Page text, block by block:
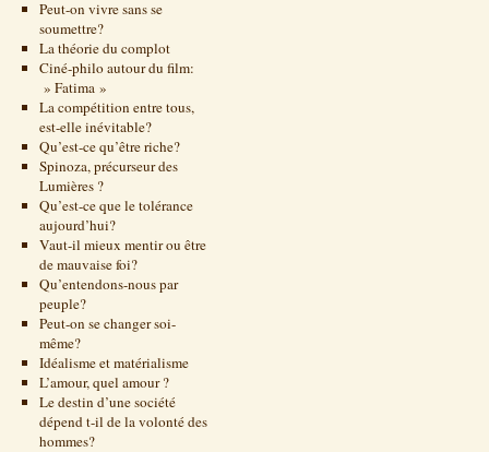
Peut-on vivre sans se
soumettre?
La théorie du complot
Ciné-philo autour du film:
» Fatima »
La compétition entre tous,
est-elle inévitable?
Qu’est-ce qu’être riche?
Spinoza, précurseur des
Lumières ?
Qu’est-ce que le tolérance
aujourd’hui?
Vaut-il mieux mentir ou être
de mauvaise foi?
Qu’entendons-nous par
peuple?
Peut-on se changer soi-
même?
Idéalisme et matérialisme
L’amour, quel amour ?
Le destin d’une société
dépend t-il de la volonté des
hommes?